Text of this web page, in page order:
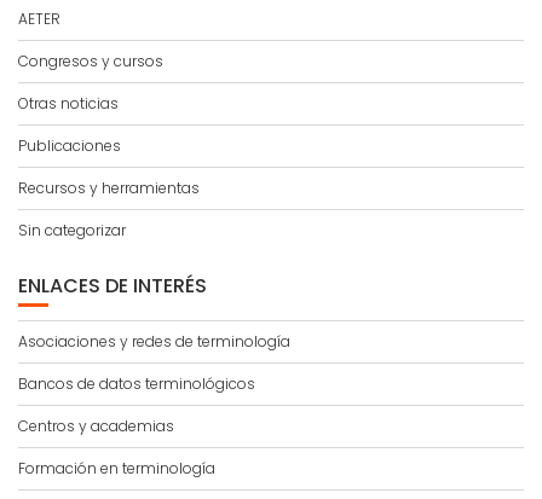
AETER
Congresos y cursos
Otras noticias
Publicaciones
Recursos y herramientas
Sin categorizar
ENLACES DE INTERÉS
Asociaciones y redes de terminología
Bancos de datos terminológicos
Centros y academias
Formación en terminología